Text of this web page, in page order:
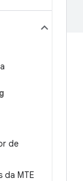
de
da MTE